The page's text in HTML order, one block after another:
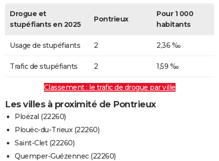
Drogue et
stupéfiants en 2025
Pontrieux
Pour 1 000
habitants
Usage de stupéfiants 2 2,36 ‰
Trafic de stupéfiants 2 1,59 ‰
Classement : le trafic de drogue par ville
Les villes à proximité de Pontrieux
Ploëzal (22260)
Plouëc-du-Trieux (22260)
Saint-Clet (22260)
Quemper-Guézennec (22260)